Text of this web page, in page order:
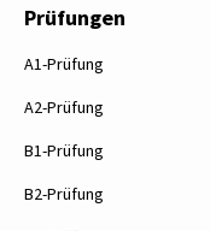
Prüfungen
A1-Prüfung
A2-Prüfung
B1-Prüfung
B2-Prüfung